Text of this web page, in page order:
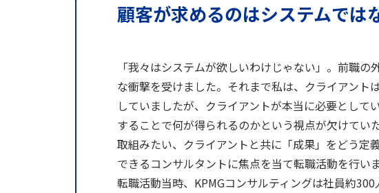
顧客が求めるのはシステムでは
「我々はシステムが欲しいわけじゃない」。前職
な衝撃を受けました。それまで私は、クライアン
していましたが、クライアントが本当に必要とし
することで何が得られるのかという視点が欠けて
取組みたい、クライアントと共に「成果」をどう
できるコンサルタントに焦点を当て転職活動を行い
転職活動当時、KPMGコンサルティングは社員約